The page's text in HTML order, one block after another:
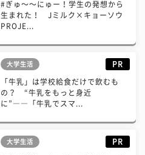
#ぎゅ〜〜にゅー！学生の発想から
生まれた！ Jミルク×キョーソウ
PROJE...
大学生活 PR
「牛乳」は学校給食だけで飲むも
の？ “牛乳をもっと身近
に”――「牛乳でスマ...
大学生活 PR